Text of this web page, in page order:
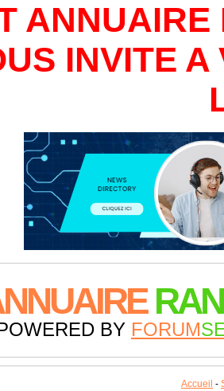
INVITE A
BY FORUM
Accueil -